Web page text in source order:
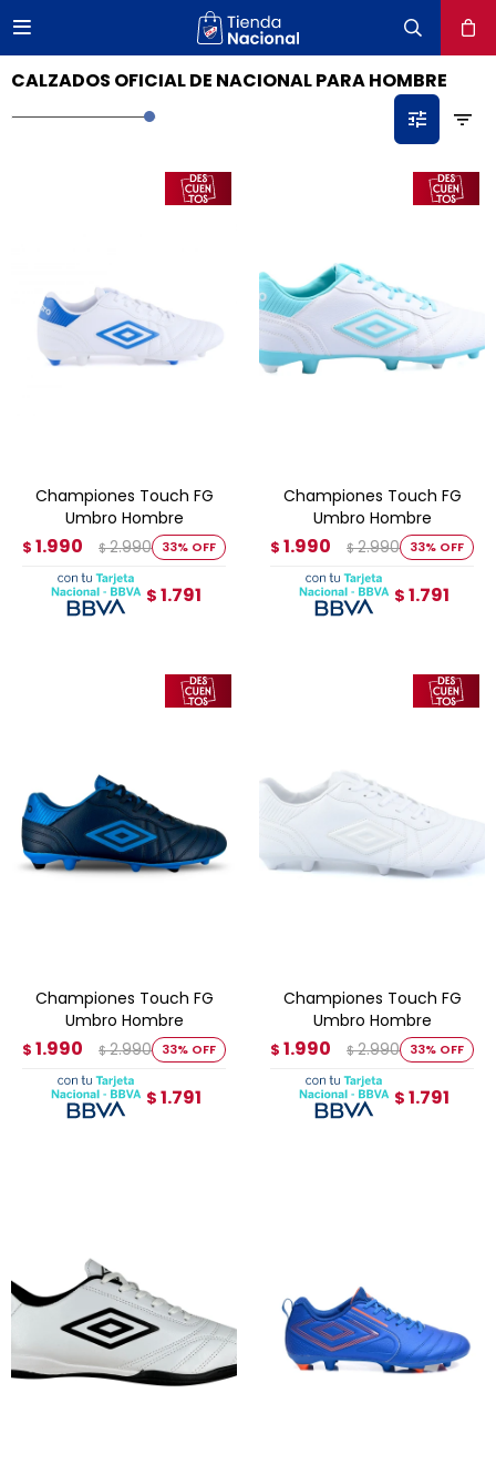

CALZADOS OFICIAL DE NACIONAL PARA HOMBRE
Championes Touch FG
Umbro Hombre
$ 1.990 $ 2.990 33
$ 1.791
Championes Touch FG
Umbro Hombre
$ 1.990 $ 2.990 33
$ 1.791
Championes Touch FG
Umbro Hombre
$ 1.990 $ 2.990 33
$ 1.791
Championes Touch FG
Umbro Hombre
$ 1.990 $ 2.990 33
$ 1.791
close